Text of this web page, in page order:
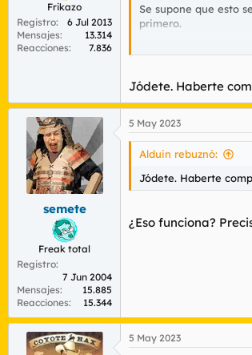
Frikazo
Registro
6 Jul 2013
Mensajes
13.314
Reacciones
7.836
Se supone que esto
primero.
¿Algún hermano de
¿Habéis hecho caca
Pls rspnd.
Jódete. Haberte
semete
Freak total
Registro
7 Jun 2004
Mensajes
15.885
Reacciones
15.344
5 May 2023
Alduin rebuznó:
Jódete. Haberte
¿Eso funciona?
5 May 2023